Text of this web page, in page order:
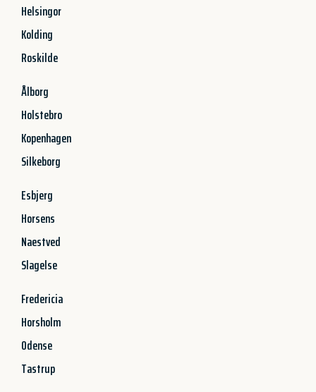
Helsingor
Kolding
Roskilde
Ålborg
Holstebro
Kopenhagen
Silkeborg
Esbjerg
Horsens
Naestved
Slagelse
Fredericia
Horsholm
Odense
Tastrup